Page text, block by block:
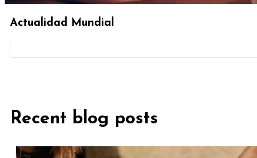
Actualidad Mundial
Recent blog posts